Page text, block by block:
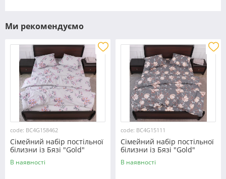
Ми рекомендуємо
code: BC4G158462
Сімейний набір постільної
білизни із Бязі "Gold"
№158462 Черешенька™
В наявності
code: BC4G15111
Сімейний набір постільної
білизни із Бязі "Gold"
№15111 Черешенька™
В наявності